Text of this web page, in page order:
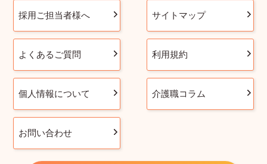
採用ご担当者様へ サイトマップ
よくあるご質問 利用規約
個人情報について 介護職コラム
お問い合わせ